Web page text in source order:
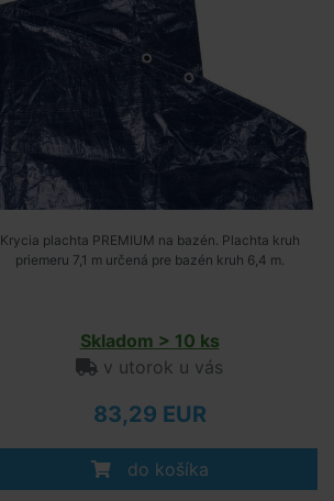
Krycia plachta PREMIUM na bazén. Plachta kruh
priemeru 7,1 m určená pre bazén kruh 6,4 m.
Skladom > 10 ks
v utorok u vás
83,29 EUR
do košíka